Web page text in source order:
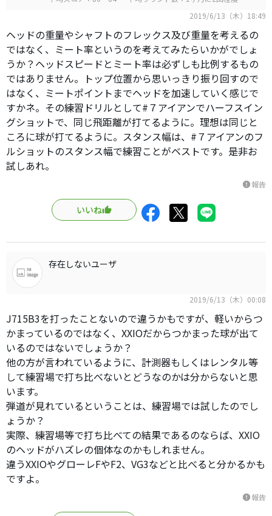
2019/6/13（木）18:49
ヘッドの重量やシャフトのフレックス及び重量を考えるの
ではなく、ミート率というのを考えてみたらいかがでしょ
うか？ヘッドスピードとミート率は必ずしも比例するもの
ではありません。トップ位置から思いっきり振り回すので
はなく、ミートポイントまでヘッドを加速していく感じで
すかネ。その練習ドリルとして#７アイアンでハーフスイン
グショットで、同じ飛距離が打てるように。理想は同じと
ころに球が打てるように。スタンス幅は、#７アイアンのフ
ルショットのスタンス幅で練習ことがベストです。是非お
試しあれ。
report報告
いいね
存在しないユーザ
2019/6/13（木）00:08
J715B3を打ったことないので違うかもですが、軽いからつ
かまっているのではなく、XXIOだからつかまった球が出て
いるのではないでしょうか？
他の方が言われているように、計測器もしくはレンタル等
して練習場で打ち比べないとどうなのかは分からないと思
います。
弾道が見れているということは、練習場では試したのでし
ょうか？
実際、練習場等で打ち比べての結果であるのならば、XXIO
のヘッドがハズレの個体なのかもしれません。
違うXXIOやグローレFやF2、VG3などと比べると分かるかも
ですよ。
report報告